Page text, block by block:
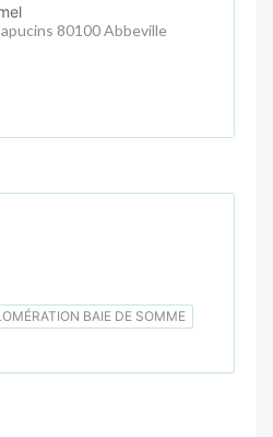
80100 Abbeville
BAIE DE SOMME